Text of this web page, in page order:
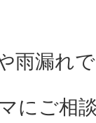
雨漏れ
にご相